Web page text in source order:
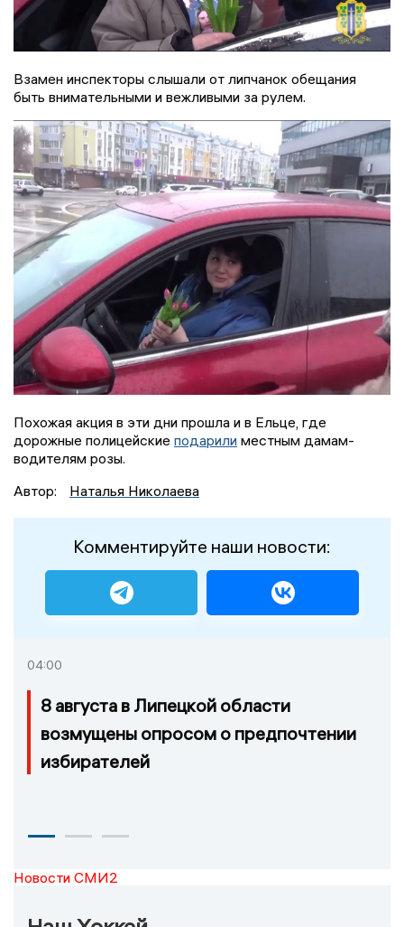
Взамен инспекторы слышали от липчанок обещания
быть внимательными и вежливыми за рулем.
Похожая акция в эти дни прошла и в Ельце, где
дорожные полицейские подарили местным дамам-
водителям розы.
Автор:
Наталья Николаева
Комментируйте наши новости:
04:00
8 августа в Липецкой области
возмущены опросом о предпочтении
избирателей
Новости СМИ2